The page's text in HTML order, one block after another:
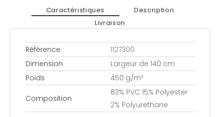
Caractéristiques
Description
Livraison
Référence
1127300
Dimension
Largeur de 140 cm
Poids
450 g/m²
Composition
83% PVC 15% Polyester
2% Polyurethane